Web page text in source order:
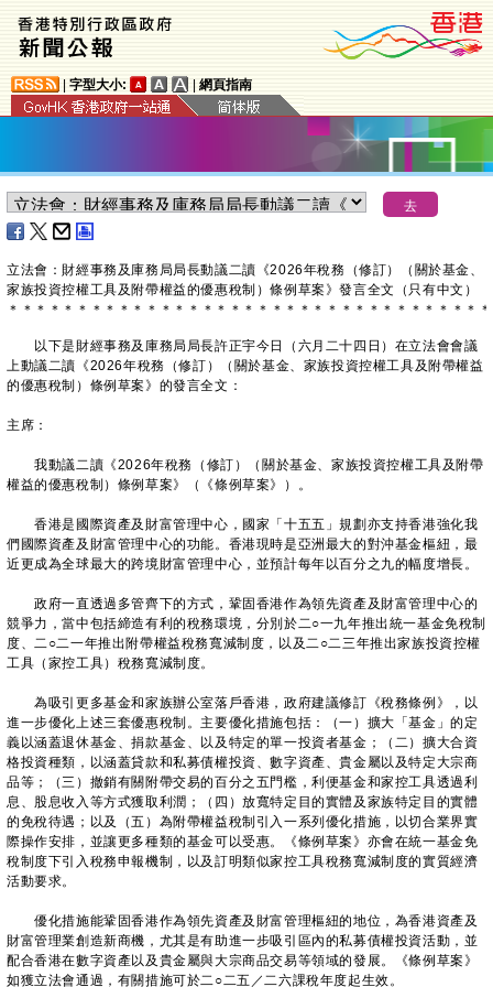
字型大小: 網頁指南
立法會：財經事務及庫務局局長動議二讀《2026年稅務（修訂）（關於基金、
家族投資控權工具及附帶權益的優惠稅制）條例草案》發言全文（只有中文）
＊ ＊ ＊ ＊ ＊ ＊ ＊ ＊ ＊ ＊ ＊ ＊ ＊ ＊ ＊ ＊ ＊ ＊ ＊ ＊ ＊ ＊ ＊ ＊ ＊ ＊ ＊ ＊ ＊ ＊ ＊ ＊ ＊ ＊ ＊
以下是財經事務及庫務局局長許正宇今日（六月二十四日）在立法會會議
上動議二讀《2026年稅務（修訂）（關於基金、家族投資控權工具及附帶權益
的優惠稅制）條例草案》的發言全文：
主席：
我動議二讀《2026年稅務（修訂）（關於基金、家族投資控權工具及附帶
權益的優惠稅制）條例草案》（《條例草案》）。
香港是國際資產及財富管理中心，國家「十五五」規劃亦支持香港強化我
們國際資產及財富管理中心的功能。香港現時是亞洲最大的對沖基金樞紐，最
近更成為全球最大的跨境財富管理中心，並預計每年以百分之九的幅度增長。
政府一直透過多管齊下的方式，鞏固香港作為領先資產及財富管理中心的
競爭力，當中包括締造有利的稅務環境，分別於二○一九年推出統一基金免稅制
度、二○二一年推出附帶權益稅務寬減制度，以及二○二三年推出家族投資控權
工具（家控工具）稅務寬減制度。
為吸引更多基金和家族辦公室落戶香港，政府建議修訂《稅務條例》，以
進一步優化上述三套優惠稅制。主要優化措施包括：（一）擴大「基金」的定
義以涵蓋退休基金、捐款基金、以及特定的單一投資者基金；（二）擴大合資
格投資種類，以涵蓋貸款和私募債權投資、數字資產、貴金屬以及特定大宗商
品等；（三）撤銷有關附帶交易的百分之五門檻，利便基金和家控工具透過利
息、股息收入等方式獲取利潤；（四）放寬特定目的實體及家族特定目的實體
的免稅待遇；以及（五）為附帶權益稅制引入一系列優化措施，以切合業界實
際操作安排，並讓更多種類的基金可以受惠。《條例草案》亦會在統一基金免
稅制度下引入稅務申報機制，以及訂明類似家控工具稅務寬減制度的實質經濟
活動要求。
優化措施能鞏固香港作為領先資產及財富管理樞紐的地位，為香港資產及
財富管理業創造新商機，尤其是有助進一步吸引區內的私募債權投資活動，並
配合香港在數字資產以及貴金屬與大宗商品交易等領域的發展。《條例草案》
如獲立法會通過，有關措施可於二○二五／二六課稅年度起生效。